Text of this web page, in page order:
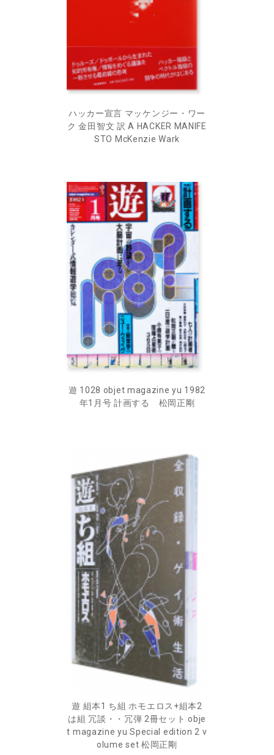
ハッカー宣言 マッケンジー・ワー
ク 金田智文 訳 A HACKER MANIFE
STO McKenzie Wark
遊 1028 objet magazine yu 1982
年1月号 計画する 松岡正剛
遊 組本1 ち組 ホモエロス+組本2
は組 冗談・・冗弾 2冊セット obje
t magazine yu Special edition 2 v
olume set 松岡正剛